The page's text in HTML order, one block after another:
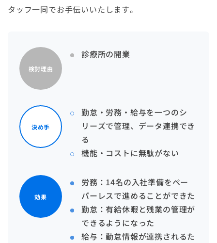
タッフ一同でお手伝いいたします。
検討理由
診療所の開業
決め手
勤怠・労務・給与を一つのシ
リーズで管理、データ連携でき
る
機能・コストに無駄がない
効果
労務：14名の入社準備をペー
パーレスで進めることができた
勤怠：有給休暇と残業の管理が
できるようになった
給与：勤怠情報が連携されるた